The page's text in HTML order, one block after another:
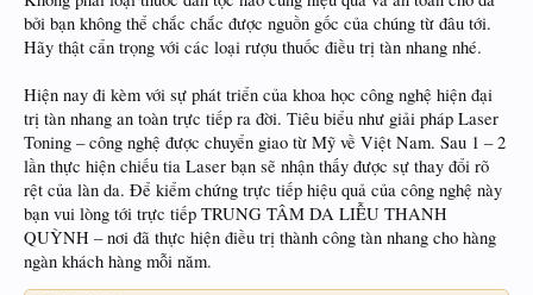
bởi bạn không thể chắc chắc được nguồn gốc của chúng từ đâu tới.
Hãy thật cẩn trọng với các loại rượu thuốc điều trị tàn nhang nhé.
Hiện nay đi kèm với sự phát triển của khoa học công nghệ hiện đại
trị tàn nhang an toàn trực tiếp ra đời. Tiêu biểu như giải pháp Laser
Toning – công nghệ được chuyển giao từ Mỹ về Việt Nam. Sau 1 – 2
lần thực hiện chiếu tia Laser bạn sẽ nhận thấy được sự thay đổi rõ
rệt của làn da. Để kiểm chứng trực tiếp hiệu quả của công nghệ này
bạn vui lòng tới trực tiếp TRUNG TÂM DA LIỄU THANH
QUỲNH – nơi đã thực hiện điều trị thành công tàn nhang cho hàng
ngàn khách hàng mỗi năm.